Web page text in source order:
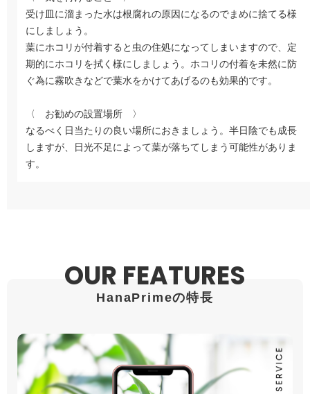
受け皿に溜まった水は根腐れの原因になるのでまめに捨てる様
にしましょう。
葉にホコリが付着すると虫の住処になってしまいますので、定
期的にホコリを拭く様にしましょう。ホコリの付着を未然に防
ぐ為に霧吹きなどで葉水をかけてあげるのも効果的です。
〈 お勧めの設置場所 〉
なるべく日当たりの良い場所におきましょう。半日陰でも成長
しますが、日光不足によって葉が落ちてしまう可能性がありま
す。
OUR FEATURES
HanaPrimeの特長